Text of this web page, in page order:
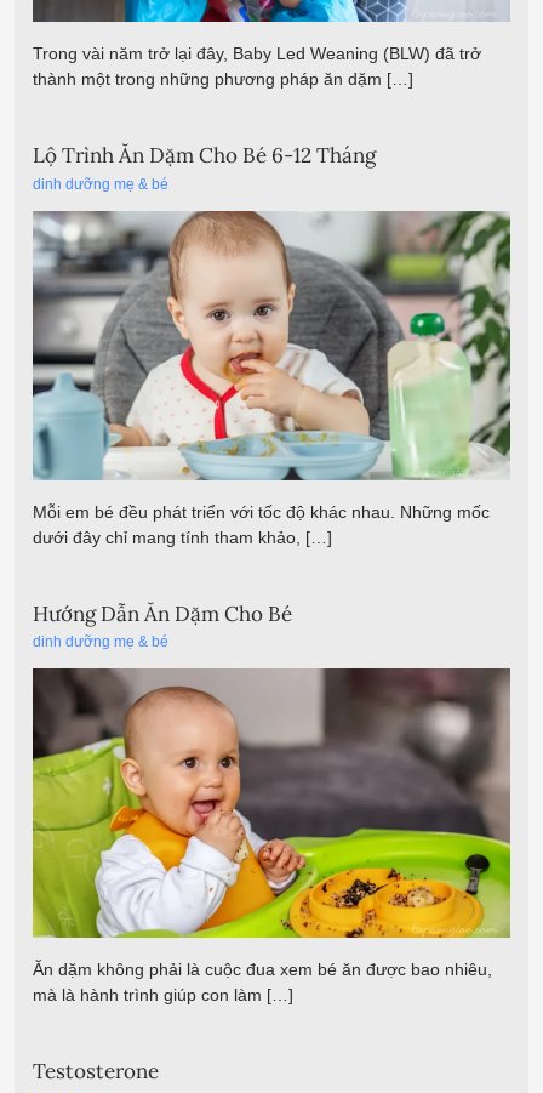
Trong vài năm trở lại đây, Baby Led Weaning (BLW) đã trở
thành một trong những phương pháp ăn dặm […]
Lộ Trình Ăn Dặm Cho Bé 6-12 Tháng
dinh dưỡng mẹ & bé
Mỗi em bé đều phát triển với tốc độ khác nhau. Những mốc
dưới đây chỉ mang tính tham khảo, […]
Hướng Dẫn Ăn Dặm Cho Bé
dinh dưỡng mẹ & bé
Ăn dặm không phải là cuộc đua xem bé ăn được bao nhiêu,
mà là hành trình giúp con làm […]
Testosterone